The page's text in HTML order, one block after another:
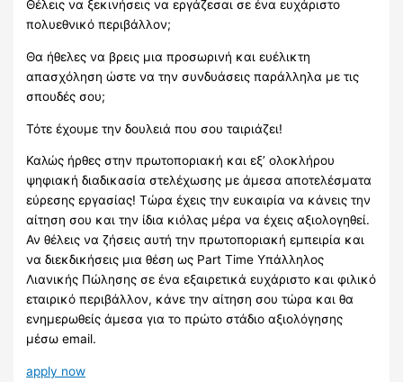
Θέλεις να ξεκινήσεις να εργάζεσαι σε ένα ευχάριστο
πολυεθνικό περιβάλλον;
Θα ήθελες να βρεις μια προσωρινή και ευέλικτη
απασχόληση ώστε να την συνδυάσεις παράλληλα με τις
σπουδές σου;
Τότε έχουμε την δουλειά που σου ταιριάζει!
Καλώς ήρθες στην πρωτοποριακή και εξ’ ολοκλήρου
ψηφιακή διαδικασία στελέχωσης με άμεσα αποτελέσματα
εύρεσης εργασίας! Τώρα έχεις την ευκαιρία να κάνεις την
αίτηση σου και την ίδια κιόλας μέρα να έχεις αξιολογηθεί.
Αν θέλεις να ζήσεις αυτή την πρωτοποριακή εμπειρία και
να διεκδικήσεις μια θέση ως Part Time Υπάλληλος
Λιανικής Πώλησης σε ένα εξαιρετικά ευχάριστο και φιλικό
εταιρικό περιβάλλον, κάνε την αίτηση σου τώρα και θα
ενημερωθείς άμεσα για το πρώτο στάδιο αξιολόγησης
μέσω email.
apply now